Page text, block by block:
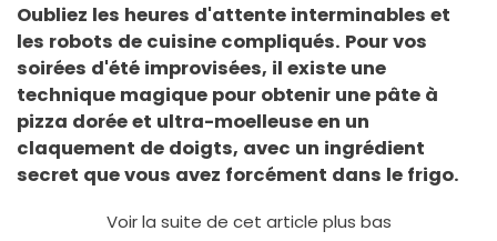
Oubliez les heures d'attente interminables et
les robots de cuisine compliqués. Pour vos
soirées d'été improvisées, il existe une
technique magique pour obtenir une pâte à
pizza dorée et ultra-moelleuse en un
claquement de doigts, avec un ingrédient
secret que vous avez forcément dans le frigo.
Voir la suite de cet article plus bas